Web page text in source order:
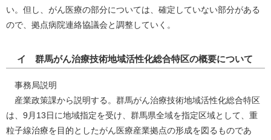
い。但し、がん医療の部分については、確定していない部分がある
ので、拠点病院連絡協議会と調整していく。
イ 群馬がん治療技術地域活性化総合特区の概要について
事務局説明
産業政策課から説明する。群馬がん治療技術地域活性化総合特区
は、9月13日に地域指定を受け、群馬県全域を指定区域として、重
粒子線治療を目的としたがん医療産業拠点の形成を図るものであ